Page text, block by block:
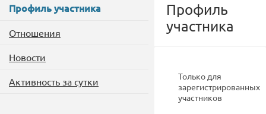
Профиль участника
Отношения
Новости
Активность за сутки
Профиль
участника
Только для
зарегистрированных
участников